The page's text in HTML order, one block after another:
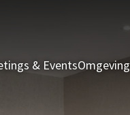
& EventsOmgeving